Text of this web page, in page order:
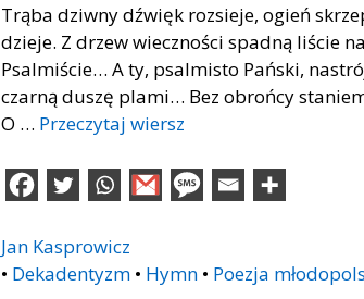
Trąba dziwny dźwięk rozsieje, ogień
dzieje. Z drzew wieczności spadną liście
Psalmiście… A ty, psalmisto Pański,
czarną duszę plami… Bez obrońcy
O … Przeczytaj wiersz
Jan Kasprowicz
• Dekadentyzm • Hymn • Poezja